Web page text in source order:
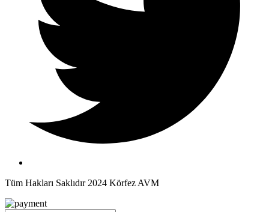
Tüm Hakları Saklıdır 2024 Körfez AVM